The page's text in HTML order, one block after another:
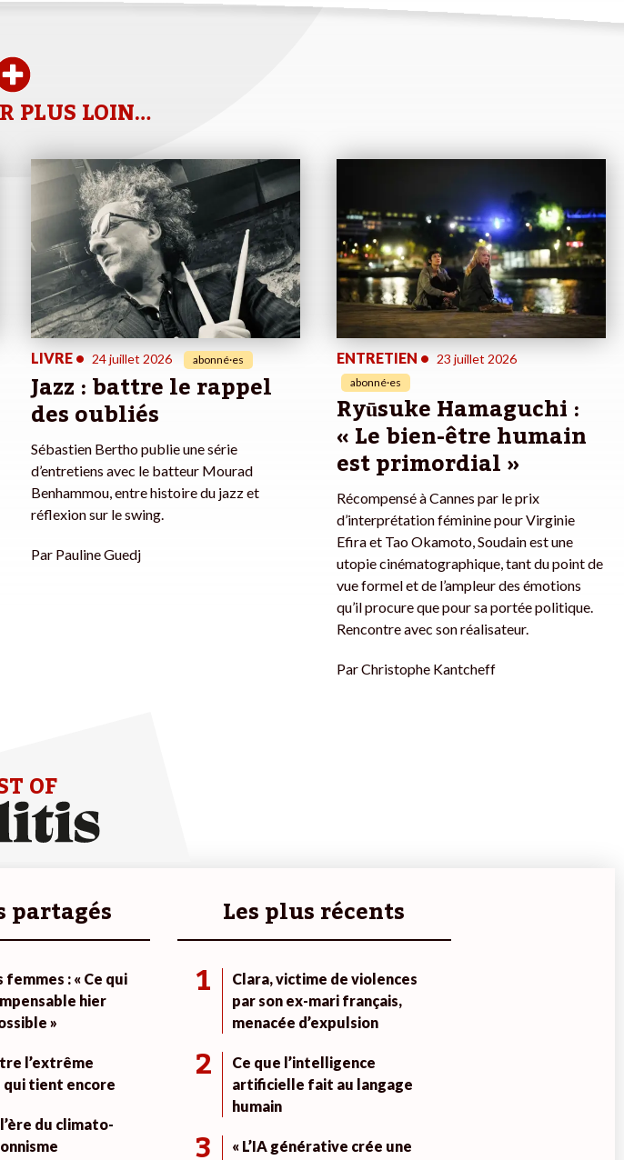
PLUS LOIN…
LIVRE • 24 juillet 2026 abonné·es
Jazz : battre le rappel
des oubliés
Sébastien Bertho publie une série
d’entretiens avec le batteur Mourad
Benhammou, entre histoire du jazz et
réflexion sur le swing.
Par Pauline Guedj
ENTRETIEN • 23 juillet 2026
abonné·es
Ryūsuke Hamaguchi :
« Le bien-être humain
est primordial »
Récompensé à Cannes par le prix
d’interprétation féminine pour Virginie
Efira et Tao Okamoto, Soudain est une
utopie cinématographique, tant du point de
vue formel et de l’ampleur des émotions
qu’il procure que pour sa portée politique.
Rencontre avec son réalisateur.
ParChristophe Kantcheff
OF
partagés
: « Ce qui
hier
»
l’extrême
qui tient encore
du climato-
Les plus récents
1
Clara, victime de violences
par son ex-mari français,
menacée d’expulsion
2
Ce que l’intelligence
artificielle fait au langage
humain
« L’IA générative crée une